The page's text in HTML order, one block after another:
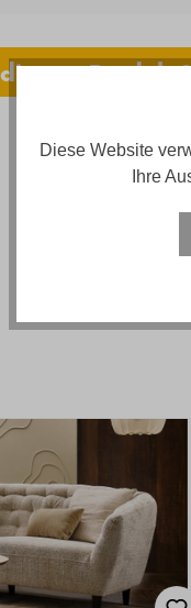
Diese Website
Ihre